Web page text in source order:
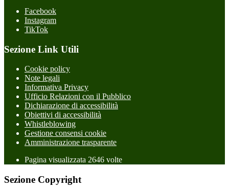
Facebook
Instagram
TikTok
Sezione Link Utili
Cookie policy
Note legali
Informativa Privacy
Ufficio Relazioni con il Pubblico
Dichiarazione di accessibilità
Obiettivi di accessibilità
Whistleblowing
Gestione consensi cookie
Amministrazione trasparente
Pagina visualizzata 2646 volte
Sezione Copyright